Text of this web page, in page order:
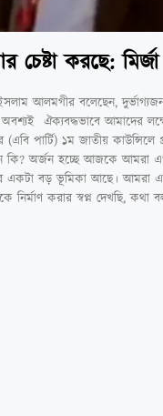
চেষ্টা করছে:
আলমগীর বলেছেন,
ঐক্যবদ্ধভাবে আমাদের
(এবি পার্টি) ১ম জাতীয়
অর্জন হচ্ছে আজকে আমরা
একটা বড় ভূমিকা আছে। আমরা
করার স্বপ্ন দেখছি, কথা